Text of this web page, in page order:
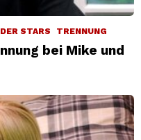
STARS TRENNUNG
bei Mike und